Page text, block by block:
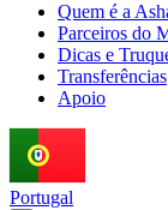
Quem é a
Parceiros do
Dicas e
Transferências
Apoio
Portugal